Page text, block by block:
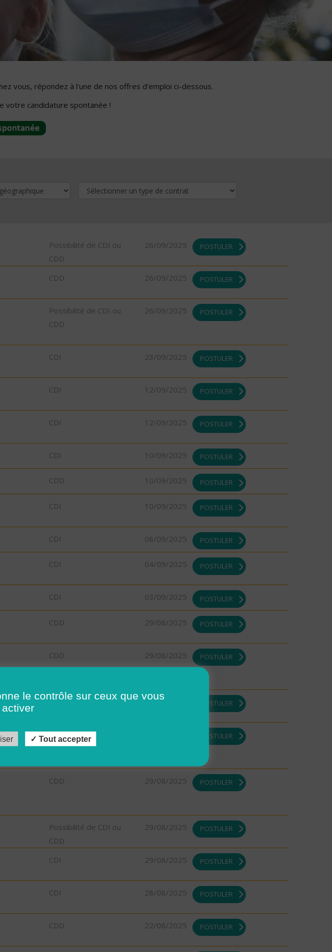
vous, répondez à l'une de nos offres d'emploi ci-dessous.
votre candidature spontanée !
Possibilité de CDI ou
CDD
26/09/2025 POSTULER
CDD 26/09/2025 POSTULER
Possibilité de CDI ou
CDD
26/09/2025 POSTULER
CDI 23/09/2025 POSTULER
CDI 12/09/2025 POSTULER
CDI 12/09/2025 POSTULER
CDI 10/09/2025 POSTULER
CDD 10/09/2025 POSTULER
CDI 10/09/2025 POSTULER
CDI 08/09/2025 POSTULER
CDI 04/09/2025 POSTULER
CDI 03/09/2025 POSTULER
CDD 29/08/2025 POSTULER
CDD 29/08/2025 POSTULER
Possibilité de CDI ou
29/08/2025 POSTULER
Possibilité de CDI ou
CDD
POSTULER
CDD 29/08/2025 POSTULER
Possibilité de CDI ou
CDD
29/08/2025 POSTULER
CDI 29/08/2025 POSTULER
CDI 28/08/2025 POSTULER
CDD 22/08/2025 POSTULER
le contrôle sur ceux que vous
Tout accepter